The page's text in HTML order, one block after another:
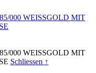
000 WEISSGOLD MIT
000 WEISSGOLD MIT
Schliessen ↑